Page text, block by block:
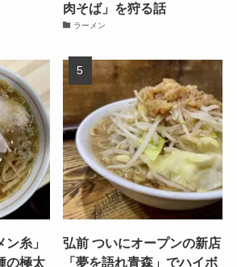
肉そば」を狩る話
ラーメン
糸」
の極太
弘前 ついにオープンの新店
「夢を語れ青森」でハイボ